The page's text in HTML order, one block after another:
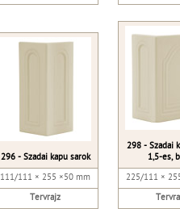
296 - Szadai kapu sarok
111/111 × 255 ×50 mm
Tervrajz
298 - Szadai
1,5-es,
225/111 ×